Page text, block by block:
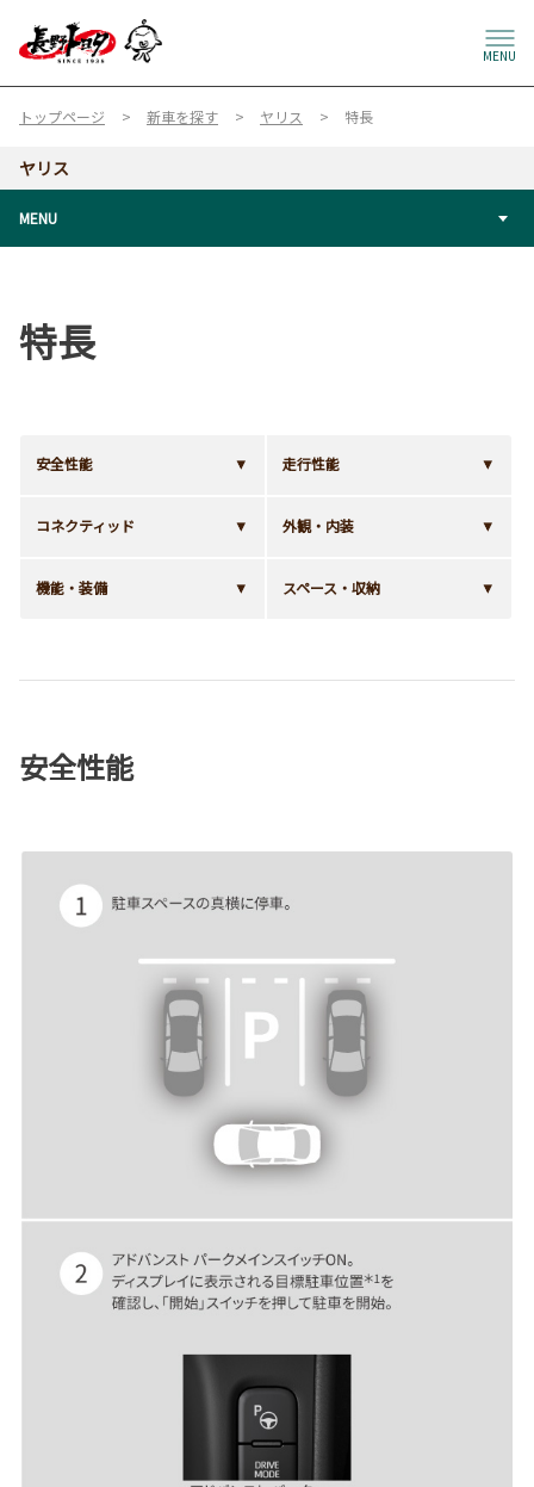
MENU
トップページ 新車を探す ヤリス 特長
ヤリス
MENU
特長
安全性能 走行性能
コネクティッド 外観・内装
機能・装備 スペース・収納
安全性能